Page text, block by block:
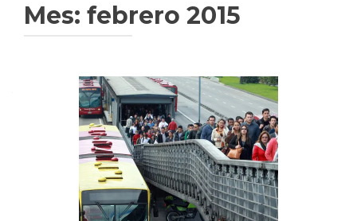
Mes: febrero 2015